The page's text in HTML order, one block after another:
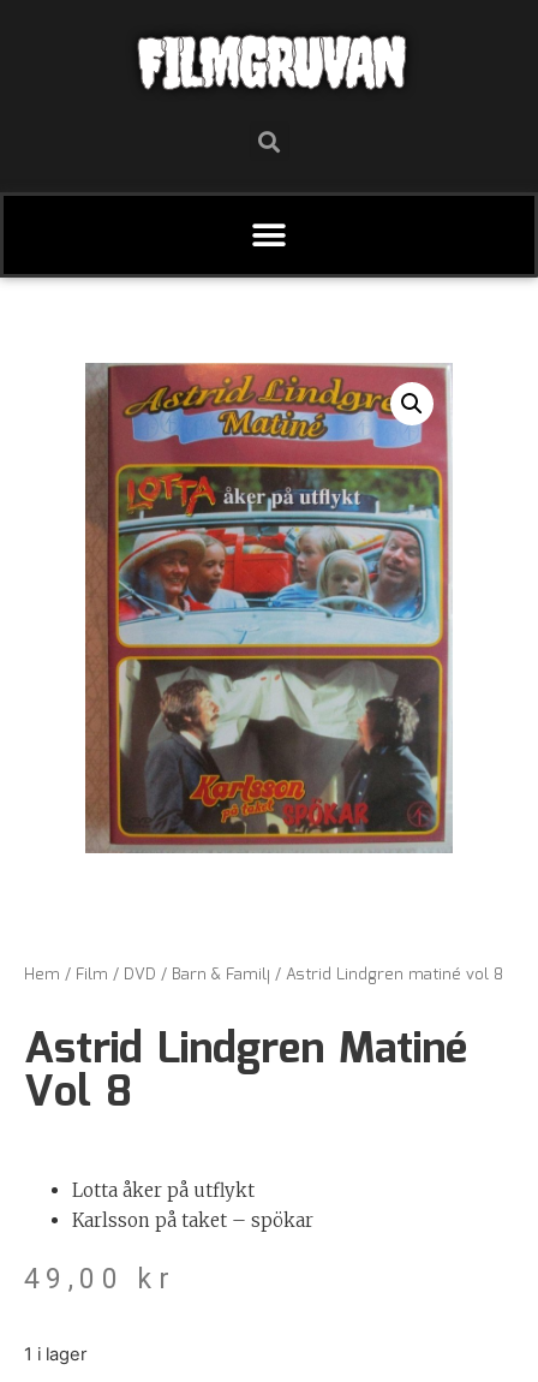
FILMGRUVAN
Hem / Film / DVD / Barn & Familj / Astrid Lindgren matiné vol 8
Astrid Lindgren Matiné
Vol 8
Lotta åker på utflykt
Karlsson på taket – spökar
49,00 kr
1 i lager